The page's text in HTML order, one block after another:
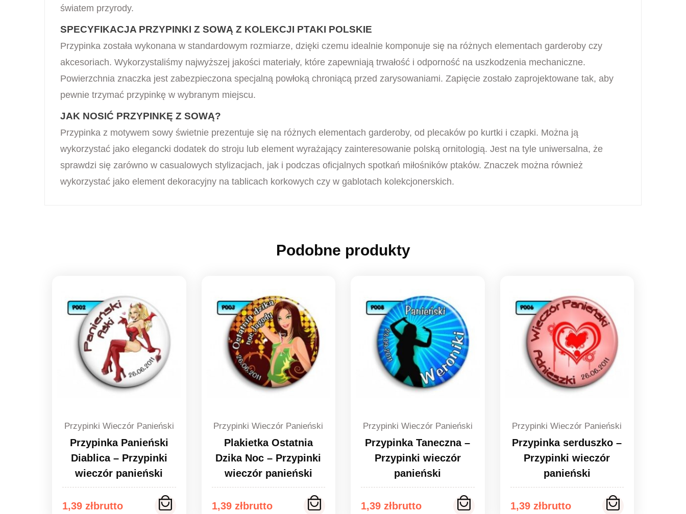
światem przyrody.
SPECYFIKACJA PRZYPINKI Z SOWĄ Z KOLEKCJI PTAKI POLSKIE
Przypinka została wykonana w standardowym rozmiarze, dzięki czemu idealnie komponuje się na różnych elementach garderoby czy
akcesoriach. Wykorzystaliśmy najwyższej jakości materiały, które zapewniają trwałość i odporność na uszkodzenia mechaniczne.
Powierzchnia znaczka jest zabezpieczona specjalną powłoką chroniącą przed zarysowaniami. Zapięcie zostało zaprojektowane tak, aby
pewnie trzymać przypinkę w wybranym miejscu.
JAK NOSIĆ PRZYPINKĘ Z SOWĄ?
Przypinka z motywem sowy świetnie prezentuje się na różnych elementach garderoby, od plecaków po kurtki i czapki. Można ją
wykorzystać jako elegancki dodatek do stroju lub element wyrażający zainteresowanie polską ornitologią. Jest na tyle uniwersalna, że
sprawdzi się zarówno w casualowych stylizacjach, jak i podczas oficjalnych spotkań miłośników ptaków. Znaczek można również
wykorzystać jako element dekoracyjny na tablicach korkowych czy w gablotach kolekcjonerskich.
Podobne produkty
Przypinki Wieczór Panieński
Przypinka Panieński
Diablica – Przypinki
wieczór panieński
1,39 zł
Zakres
Przypinki Wieczór Panieński
Plakietka Ostatnia
Dzika Noc – Przypinki
wieczór panieński
1,39 zł
Zakres
Przypinki Wieczór Panieński
Przypinka Taneczna –
Przypinki wieczór
panieński
1,39 zł
Zakres
Przypinki Wieczór Panieński
Przypinka serduszko –
Przypinki wieczór
panieński
1,39 zł
Zakres